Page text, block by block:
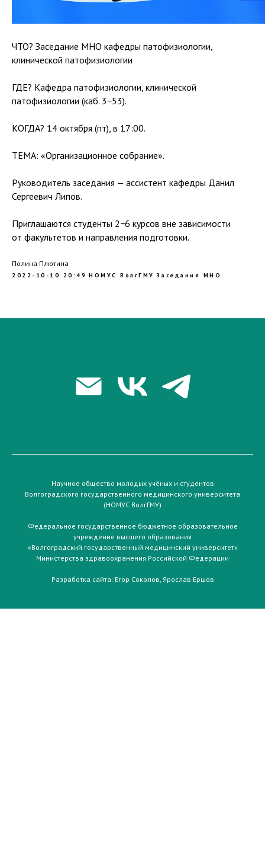
ЧТО? Заседание МНО кафедры патофизиологии,
клинической патофизиологии
ГДЕ? Кафедра патофизиологии, клинической
патофизиологии (каб. 3−53).
КОГДА? 14 октября (пт), в 17:00.
ТЕМА: «Организационное собрание».
Руководитель заседания — ассистент кафедры Данил
Сергеевич Липов.
Приглашаются студенты 2−6 курсов вне зависимости
от факультетов и направления подготовки.
Полина Плютина
2022-10-10 20:49 НОМУС ВолгГМУ Заседания МНО
Научное общество молодых учёных и студентов
Волгоградского государственного медицинского университета
(НОМУС ВолгГМУ)
Федеральное государственное бюджетное образовательное
учреждение высшего образования
«Волгоградский государственный медицинский университет»
Министерства здравоохранения Российской Федерации
Разработка сайта: Егор Соколов, Ярослав Ершов